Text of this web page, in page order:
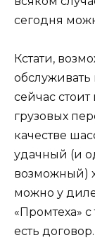
сегодня
Кстати,
обслуживать
сейчас
грузовых
качестве
удачный (и
возможный)
можно у
«Промтеха»
есть договор.